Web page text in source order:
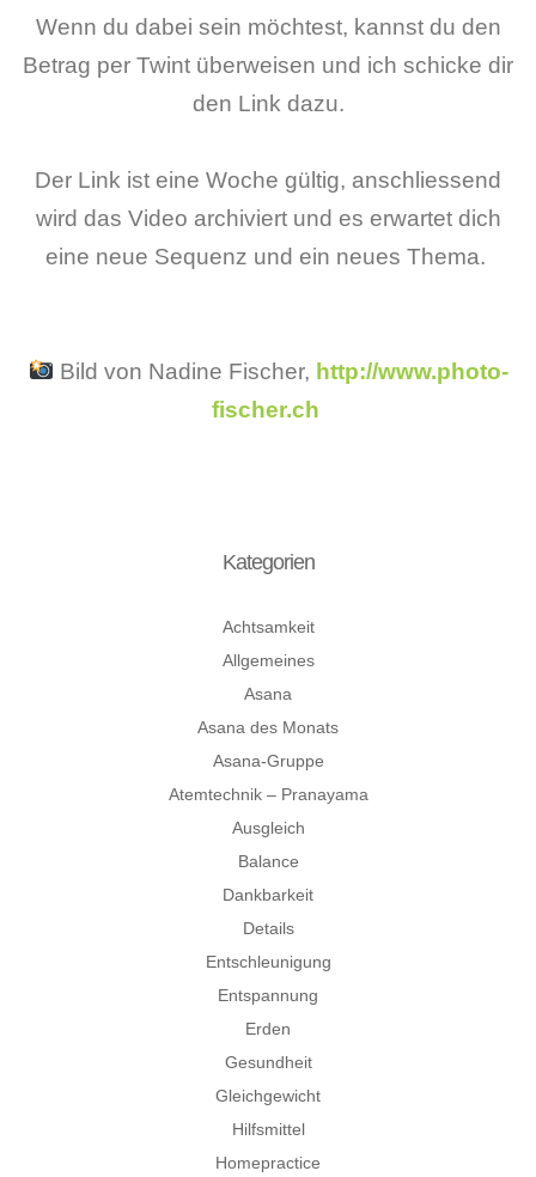
Wenn du dabei sein möchtest, kannst du den
Betrag per Twint überweisen und ich schicke dir
den Link dazu.
Der Link ist eine Woche gültig, anschliessend
wird das Video archiviert und es erwartet dich
eine neue Sequenz und ein neues Thema.
Bild von Nadine Fischer, http://www.photo-
fischer.ch
Kategorien
Achtsamkeit
Allgemeines
Asana
Asana des Monats
Asana-Gruppe
Atemtechnik – Pranayama
Ausgleich
Balance
Dankbarkeit
Details
Entschleunigung
Entspannung
Erden
Gesundheit
Gleichgewicht
Hilfsmittel
Homepractice